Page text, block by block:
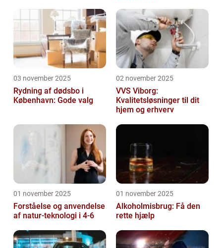
03 november 2025
Rydning af dødsbo i
København: Gode valg
02 november 2025
VVS Viborg:
Kvalitetsløsninger til dit
hjem og erhverv
01 november 2025
Forståelse og anvendelse
af natur-teknologi i 4-6
01 november 2025
Alkoholmisbrug: Få den
rette hjælp